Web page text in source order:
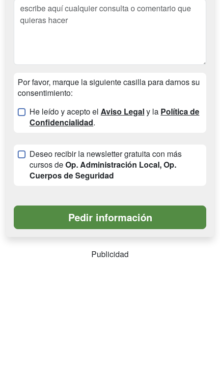
Por favor, marque la siguiente casilla para darnos su
consentimiento:
He leído y acepto el Aviso Legaly la Política de
Confidencialidad.
Deseo recibir la newsletter gratuita con más
cursos deOp. Administración Local, Op.
Cuerpos de Seguridad
Publicidad